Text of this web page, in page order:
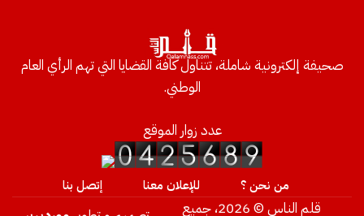
صحيفة إلكترونية شاملة، تتناول كافة القضايا التي تهم الرأي العام
الوطني.
عدد زوار الموقع
من نحن ؟ للإعلان معنا إتصل بنا
قلم الناس © 2026، جميع